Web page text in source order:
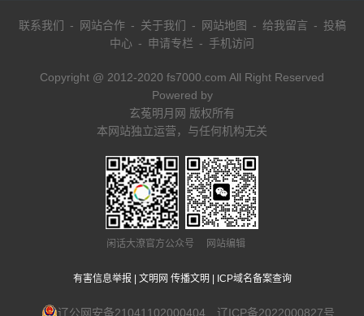
联系我们 - 网站合作- 关于我们 - 网站地图 - 给我留言 - 投稿
中心 - 申请专栏 - 手机访问
Copyright @ 2012-2020 fs7000.com All Right Reserved
Powered by
玄菟明月网 版权所有
本网站独立运营，与任何机构无关
闲话大潦官方公众号 网站编辑
有害信息举报 | 文明网 传播文明 | ICP域名备案查询
辽公网安备21041102000404 辽ICP备2022000827号